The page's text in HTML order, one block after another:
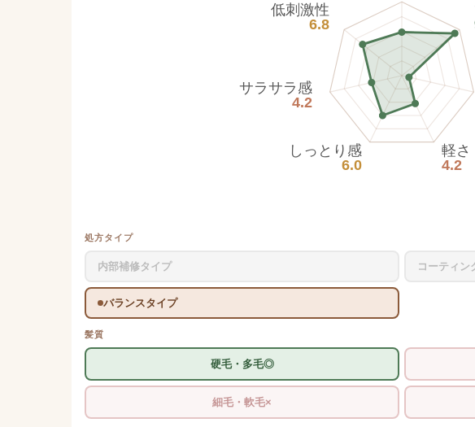
軽さ
4.2
しっとり感
6.0
サラサラ感
4.2
低刺激性
6.8
処方タイプ
内部補修タイプ コーティン
バランスタイプ
髪質
硬毛・多毛◎
細毛・軟毛×